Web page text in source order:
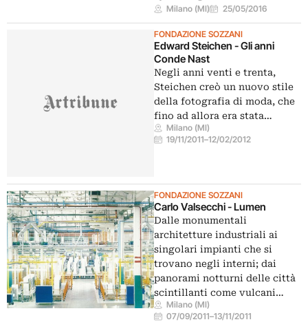
Milano (MI) 25/05/2016
FONDAZIONE SOZZANI
Edward Steichen - Gli anni
Conde Nast
Negli anni venti e trenta,
Steichen creò un nuovo stile
della fotografia di moda, che
fino ad allora era stata…
Milano (MI)
19/11/2011–12/02/2012
FONDAZIONE SOZZANI
Carlo Valsecchi - Lumen
Dalle monumentali
architetture industriali ai
singolari impianti che si
trovano negli interni; dai
panorami notturni delle città
scintillanti come vulcani…
Milano (MI)
07/09/2011–13/11/2011